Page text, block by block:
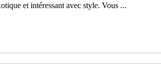
et intéressant avec style. Vous ...